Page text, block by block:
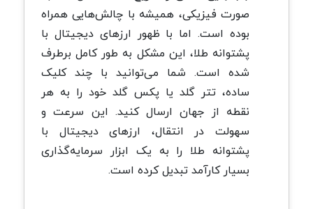
صورت فیزیکی، همیشه با چالش‌هایی همراه
بوده است. اما با ظهور ارزهای دیجیتال با
پشتوانه طلا، این مشکل به طور کامل برطرف
شده است. شما می‌توانید با چند کلیک
ساده، تتر گلد یا پکس گلد خود را به هر
نقطه از جهان ارسال کنید. این سرعت و
سهولت در انتقال، ارزهای دیجیتال با
پشتوانه طلا را به یک ابزار سرمایه‌گذاری
بسیار کارآمد تبدیل کرده است.